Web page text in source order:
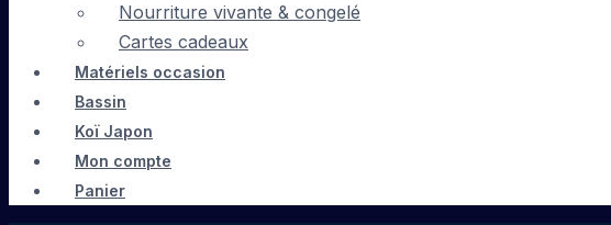
Nourriture vivante & congelé
Cartes cadeaux
Matériels occasion
Bassin
Koï Japon
Mon compte
Panier